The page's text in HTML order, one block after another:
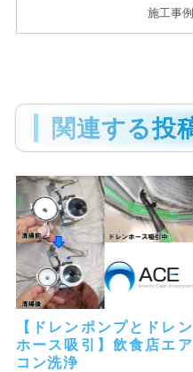
施工事
関連する投
【ドレンポンプとドレン
ホース吸引】飲食店エア
コン洗浄